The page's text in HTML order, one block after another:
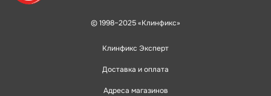
© 1998–2025 «Клинфикс»
Клинфикс Эксперт
Доставка и оплата
Адреса магазинов